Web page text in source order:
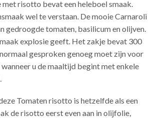
risotto bevat een heleboel smaak.
wel te verstaan. De mooie Carnaroli
gedroogde tomaten, basilicum en olijven.
explosie geeft. Het zakje bevat 300
gesproken genoeg moet zijn voor
u de maaltijd begint met enkele
.
Tomaten risotto is hetzelfde als een
de risotto eerst even aan in olijfolie,